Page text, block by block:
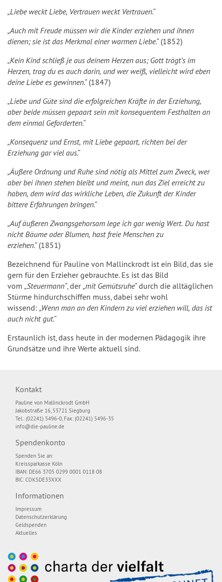
„Liebe weckt Liebe, Vertrauen weckt Vertrauen.“
„Auch mit Freude müssen wir die Kinder erziehen und ihnen
dienen; sie ist das Merkmal einer warmen Liebe.“(1852)
„Kein Kind schließ je aus deinem Herzen aus; Gott trägt’s im
Herzen, trag du es auch darin, und wer weiß, vielleicht wird eben
deine Liebe es gewinnen.“(1847)
„Liebe und Güte sind die erfolgreichen Kräfte in der Erziehung,
aber beide müssen gepaart sein mit konsequentem Festhalten an
dem einmal Geforderten.“
„Konsequenz und Ernst, mit Liebe gepaart, richten bei der
Erziehung gar viel aus.“
„Äußere Ordnung und Ruhe sind nötig als Mittel zum Zweck, wer
aber bei ihnen stehen bleibt und meint, nun das Ziel erreicht zu
haben, dem wird das wirkliche Leben, die Zukunft der Kinder
bittere Erfahrungen bringen.“
„Auf äußeren Zwangsgehorsam lege ich gar wenig Wert. Du hast
nicht Bäume oder Blumen, hast freie Menschen zu
erziehen.“(1851)
Bezeichnend für Pauline von Mallinckrodt ist ein Bild, das sie
gern für den Erzieher gebrauchte. Es ist das Bild
vom „Steuermann“, der„mit Gemütsruhe“durch die alltäglichen
Stürme hindurchschiffen muss, dabei sehr wohl
wissend: „Wenn man an den Kindern zu viel erziehen will, das ist
auch nicht gut.“
Erstaunlich ist, dass heute in der modernen Pädagogik ihre
Grundsätze und ihre Werte aktuell sind.
Kontakt
Pauline von Mallinckrodt GmbH
Jakobstraße 16, 53721 Siegburg
Tel.: (02241) 5496-0, Fax: (02241) 5496-35
info@die-pauline.de
Spendenkonto
Spenden Sie an:
Kreissparkasse Köln
IBAN: DE66 3705 0299 0001 0118 08
BIC: COKSDE33XXX
Informationen
Impressum
Datenschutzerklärung
Geldspenden
Aktuelles